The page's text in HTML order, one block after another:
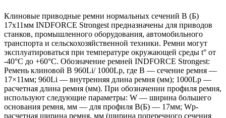
Клиновые приводные ремни нормальных сечений B (Б)
17х11мм INDFORCE Strongest предназначены для приводов
станков, промышленного оборудования, автомобильного
транспорта и сельскохозяйственной техники. Ремни могут
эксплуатироваться при температуре окружающей среды t° от
-40°С до +60°С. Обозначение ремней INDFORCE Strongest:
Ремень клиновой B 960Li/ 1000Lp, где B — сечение ремня —
17×11мм; 960Li — внутренняя длина ремня (мм); 1000Lp —
расчетная длина ремня (мм). При обозначении профиля ремня,
используют следующие параметры: W — ширина большего
основания ремня, мм — для профиля B(Б) — 17мм; Wp-
расчетная ширина ремня, мм (ширина поперечного сечения